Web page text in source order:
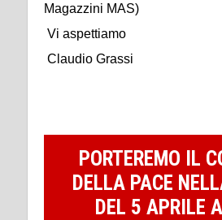
Magazzini MAS)
Vi aspettiamo
Claudio Grassi
PORTEREMO IL
DELLA PACE
DEL 5 APRILE